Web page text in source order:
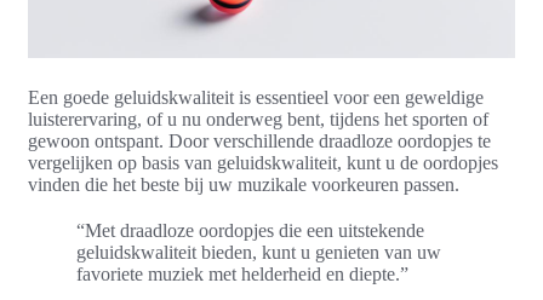
Een goede geluidskwaliteit is essentieel voor een geweldige
luisterervaring, of u nu onderweg bent, tijdens het sporten of
gewoon ontspant. Door verschillende draadloze oordopjes te
vergelijken op basis van geluidskwaliteit, kunt u de oordopjes
vinden die het beste bij uw muzikale voorkeuren passen.
“Met draadloze oordopjes die een uitstekende
geluidskwaliteit bieden, kunt u genieten van uw
favoriete muziek met helderheid en diepte.”